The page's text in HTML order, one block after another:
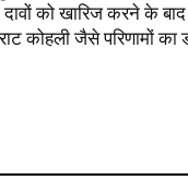
को खारिज करने के
कोहली जैसे परिणामों का